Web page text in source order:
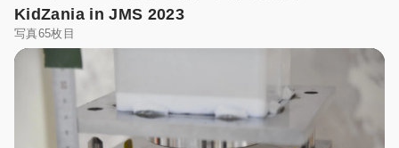
KidZania in JMS 2023
写真65枚目